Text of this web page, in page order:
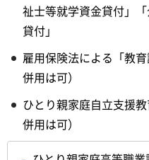
祉士等就学資金貸付」
貸付」
雇用保険法による「教
併用は可）
ひとり親家庭自立支援
併用は可）